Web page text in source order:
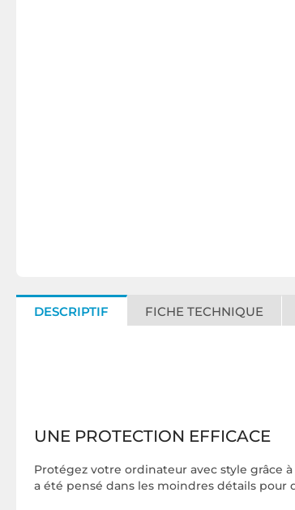
DESCRIPTIF FICHE TECHNIQUE
UNE PROTECTION EFFICACE
Protégez votre ordinateur avec style grâce à
a été pensé dans les moindres détails